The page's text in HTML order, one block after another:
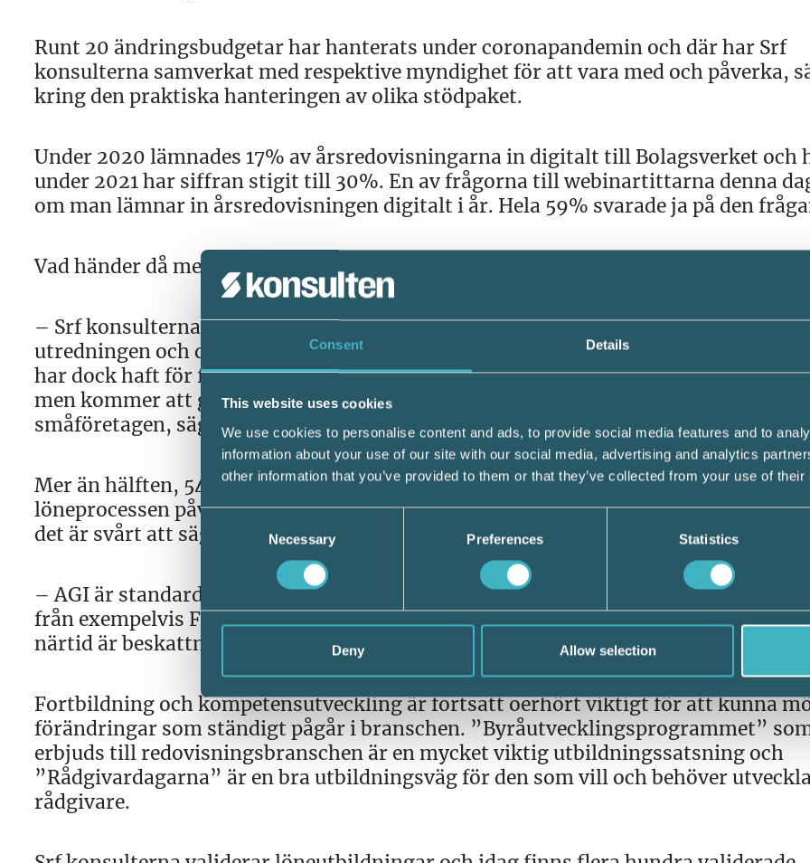
Consent Details
This website uses cookies
We use cookies to personalise content and ads, to provide social media features and to
information about your use of our site with our social media, advertising and analytics
other information that you’ve provided to them or that they’ve collected from your use of
Consent
Selection
Necessary Preferences Statistics
Deny Allow selection
Runt 20 ändringsbudgetar har hanterats under coronapandemin och där har Srf
konsulterna samverkat med respektive myndighet för att vara med och påverka,
kring den praktiska hanteringen av olika stödpaket.
Under 2020 lämnades 17% av årsredovisningarna in digitalt till Bolagsverket
under 2021 har siffran stigit till 30%. En av frågorna till webinartittarna denna
om man lämnar in årsredovisningen digitalt i år. Hela 59% svarade ja på den
Vad händer då med Bokföringslagen?
– Srf konsulterna har haft med två experter, Maria Albanese och Mikael Carlson, i
utredningen och den 30 juni ska förslagen överlämnas till Näringsdepartementet.
har dock haft för få resurser i utredningen för att kunna hantera alla frågor som
men kommer att gå fram med flera bra förslag som syftar till att förenkla för
småföretagen, säger Lali Fjellström, branschansvarig redovisning hos Srf
Mer än hälften, 54%, av webinartittarna svarade ”Ja” på frågan om de upplevt att
löneprocessen påverkats av senaste årets omställning. 28% svarade nej och 18%
det är svårt att säga.
– AGI är standard idag, men det kommer utvecklas mer med utbyte av annan
från exempelvis Försäkringskassan. En annan fråga som Srf Lönsam har
närtid är beskattning av slutlön, där vi för dialog med Skatteverket, säger Zennie
Fortbildning och kompetensutveckling är fortsatt oerhört viktigt för att kunna
förändringar som ständigt pågår i branschen. ”Byråutvecklingsprogrammet”
erbjuds till redovisningsbranschen är en mycket viktig utbildningssatsning och
”Rådgivardagarna” är en bra utbildningsväg för den som vill och behöver
rådgivare.